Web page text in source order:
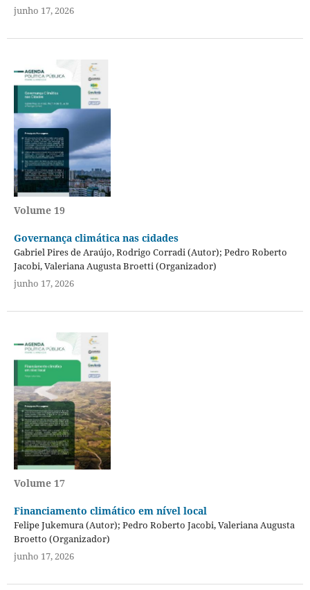
junho 17, 2026
Volume 19
Governança climática nas cidades
Gabriel Pires de Araújo, Rodrigo Corradi (Autor); Pedro Roberto
Jacobi, Valeriana Augusta Broetti (Organizador)
junho 17, 2026
Volume 17
Financiamento climático em nível local
Felipe Jukemura (Autor); Pedro Roberto Jacobi, Valeriana Augusta
Broetto (Organizador)
junho 17, 2026